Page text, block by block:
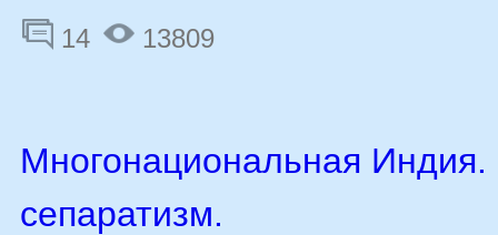
14
13809
Многонациональная Индия.
сепаратизм.